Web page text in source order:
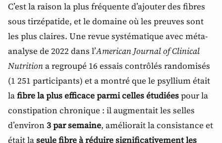
C’est la raison la plus fréquente d’ajouter des fibres
sous tirzépatide, et le domaine où les preuves sont
les plus claires. Une revue systématique avec méta-
analyse de 2022 dans l’American Journal of Clinical
Nutritiona regroupé 16 essais contrôlés randomisés
(1 251 participants) et a montré que le psyllium était
lafibre la plus efficace parmi celles étudiéespour la
constipation chronique : il augmentait les selles
d’environ 3 par semaine, améliorait la consistance et
était laseule fibre à réduire significativement les